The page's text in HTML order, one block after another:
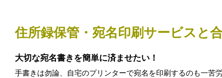
住所録保管・宛名印刷サービスと
大切な宛名書きを簡単に済ませたい！
手書きは勿論、自宅のプリンターで宛名を印刷するのも一苦